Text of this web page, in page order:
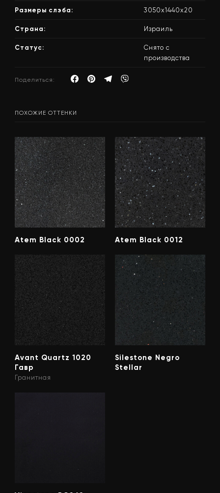
Размеры слэба: 3050x1440x20
Страна: Израиль
Статус:
Снято с
производства
Поделиться:
ПОХОЖИЕ ОТТЕНКИ
Atem Black 0002 Atem Black 0012
Avant Quartz 1020
Гавр
Гранитная
Silestone Negro
Stellar